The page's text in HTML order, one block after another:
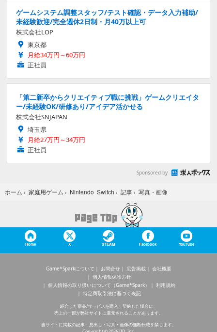
ゲームシステム調整スタッフ/テスト確認・データ入力補助/
未経験歓迎/完全週休2日制・月40万以上可
株式会社LOP
東京都
月給34万円～60万円
正社員
「第二新卒からクリエイティブ職に挑戦」ゲームクリエイタ
ー/未経験OK/研修あり/アイデア活かせる
株式会社SNJAPAN
埼玉県
月給27万円～34万円
正社員
Sponsored by
ホーム › 家庭用ゲーム › Nintendo Switch › 記事 › 写真・画像
Home X STEAM Facebook YouTube
Game*Sparkについて お問合せ 広告掲載
会社概要
個人情報保護方針
個人情報の取り扱いについて（Game*Spark）
利用規約
特定商取引法に基づく表記
紹介した商品/サービスを購入、契約した場合に、
売上の一部が弊社サイトに還元されることがあります。
当サイトに掲載の記事・見出し・写真・画像の無断転載を禁じます。